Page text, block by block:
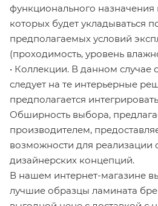
функционального
которых будет укладываться
предполагаемых условий
(проходимость, уровень
• Коллекции. В данном случае
следует на те интерьерные
предполагается
Обширность выбора,
производителем,
возможности для реализации
дизайнерских концепций.
В нашем интернет-магазине
лучшие образцы ламината